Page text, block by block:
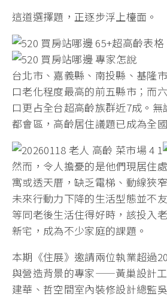
這道選擇題，正逐步浮上檯面。
台北市、嘉義縣、南投縣、基隆
口老化程度最高的前五縣市；而
口更占全台超高齡族群近7成。
都會區，高齡居住議題已成為全
然而，令人擔憂的是他們現居住
寓或透天厝，缺乏電梯、動線狹
未來行動力下降的生活型態並不
等同老後生活住得好時，該投入
新宅，成為不少家庭的課題。
本期《住展》邀請兩位執業超過
與營造背景的專家——黃巢設計
建華、哲空間室內裝修設計總監